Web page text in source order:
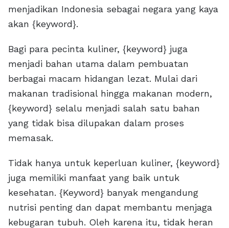
menjadikan Indonesia sebagai negara yang kaya
akan {keyword}.
Bagi para pecinta kuliner, {keyword} juga
menjadi bahan utama dalam pembuatan
berbagai macam hidangan lezat. Mulai dari
makanan tradisional hingga makanan modern,
{keyword} selalu menjadi salah satu bahan
yang tidak bisa dilupakan dalam proses
memasak.
Tidak hanya untuk keperluan kuliner, {keyword}
juga memiliki manfaat yang baik untuk
kesehatan. {Keyword} banyak mengandung
nutrisi penting dan dapat membantu menjaga
kebugaran tubuh. Oleh karena itu, tidak heran